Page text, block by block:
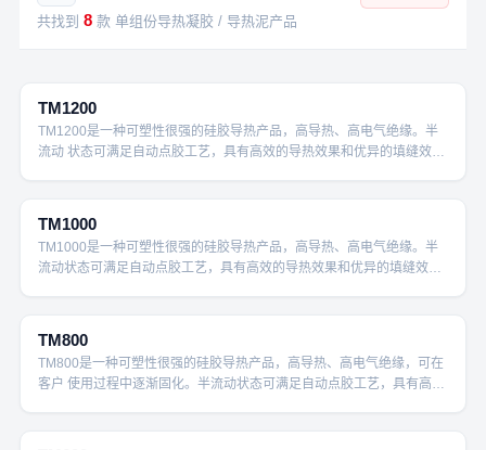
共找到 8款 单组份导热凝胶 / 导热泥产品
TM1200
TM1200是一种可塑性很强的硅胶导热产品，高导热、高电气绝缘。半
流动 状态可满足自动点胶工艺，具有高效的导热效果和优异的填缝效
TM1000
TM1000是一种可塑性很强的硅胶导热产品，高导热、高电气绝缘。半
流动状态可满足自动点胶工艺，具有高效的导热效果和优异的填缝效
TM800
TM800是一种可塑性很强的硅胶导热产品，高导热、高电气绝缘，可在
客户 使用过程中逐渐固化。半流动状态可满足自动点胶工艺，具有高效